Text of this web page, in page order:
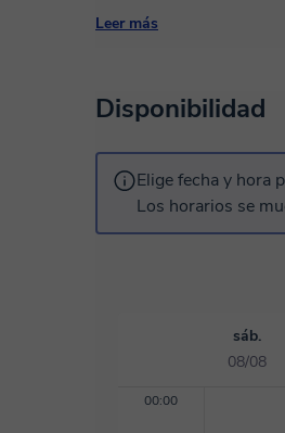
sencilla de abordar
y es mi pasión. Soy
Matemáticas en la
Leer más
Disponibilidad
Elige fecha y hora
Los horarios se
sáb.
08/08
00:00